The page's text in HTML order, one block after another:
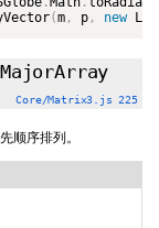
(m , p , new
Core/Matrix3.js 225
顺序排列。